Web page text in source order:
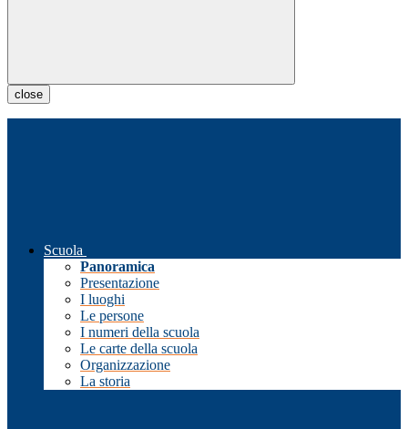
close
Scuola
Panoramica
Presentazione
I luoghi
Le persone
I numeri della scuola
Le carte della scuola
Organizzazione
La storia